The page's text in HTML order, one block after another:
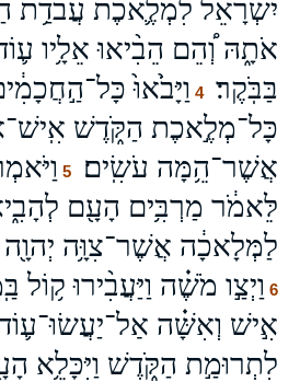
יִשְׂרָאֵ֗ל לִמְלֶ֛אכֶת עֲבֹדַ֥ת
אֹתָ֑הּ וְ֠הֵם הֵבִ֨יאוּ אֵלָ֥יו
בַּבֹּֽקֶר׃
4 וַיָּבֹ֙אוּ֙
כָּל־מְלֶ֣אכֶת הַקֹּ֑דֶשׁ
אֲשֶׁר־הֵ֥מָּה עֹשִֽׂים׃
5
לֵּאמֹ֔ר מַרְבִּ֥ים הָעָ֖ם
לַמְּלָאכָ֔ה אֲשֶׁר־צִוָּ֥ה
6 וַיְצַ֣ו מֹשֶׁ֗ה וַיַּעֲבִ֨ירוּ
אִ֣ישׁ וְאִשָּׁ֗ה
לִתְרוּמַ֣ת הַקֹּ֑דֶשׁ וַיִּכָּלֵ֥א